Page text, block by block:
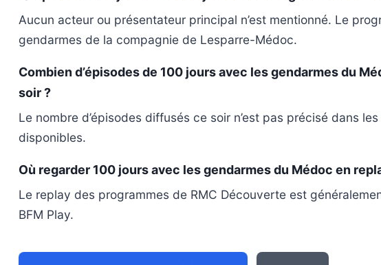
Aucun acteur ou présentateur principal n’est mentionné. Le
gendarmes de la compagnie de Lesparre-Médoc.
Combien d’épisodes de 100 jours avec les gendarmes du
soir ?
Le nombre d’épisodes diffusés ce soir n’est pas précisé dans
disponibles.
Où regarder 100 jours avec les gendarmes du Médoc en
Le replay des programmes de RMC Découverte est
BFM Play.